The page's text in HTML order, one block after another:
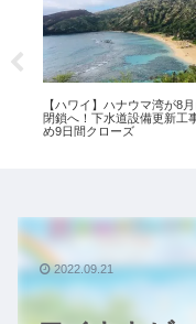
【ハワイ】ハナウマ湾が8
閉鎖へ！下水道設備更新工
め9日間クローズ
2022.09.21